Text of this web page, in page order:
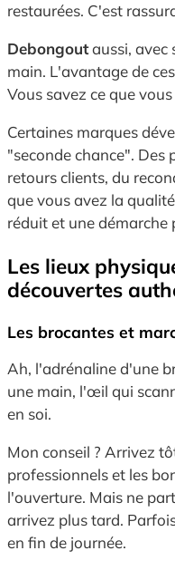
restaurées. C'est
Debongoutaussi, avec
main. L'avantage de
Vous savez ce que
Certaines marques
"seconde chance". Des
retours clients, du
que vous avez la
réduit et une démarche
Les lieux
découvertes
Les brocantes et
Ah, l'adrénaline d'une
une main, l'œil qui
en soi.
Mon conseil ? Arrivez
professionnels et les
l'ouverture. Mais ne
arrivez plus tard.
en fin de journée.